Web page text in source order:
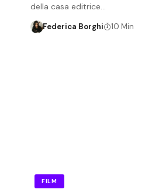
della casa editrice…
Federica Borghi 10 Min
FILM